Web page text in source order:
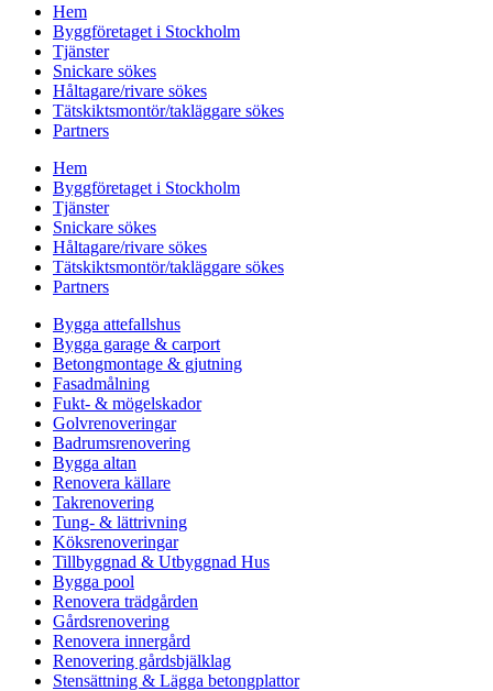
Hem
Byggföretaget i Stockholm
Tjänster
Snickare sökes
Håltagare/rivare sökes
Tätskiktsmontör/takläggare sökes
Partners
Hem
Byggföretaget i Stockholm
Tjänster
Snickare sökes
Håltagare/rivare sökes
Tätskiktsmontör/takläggare sökes
Partners
Bygga attefallshus
Bygga garage & carport
Betongmontage & gjutning
Fasadmålning
Fukt- & mögelskador
Golvrenoveringar
Badrumsrenovering
Bygga altan
Renovera källare
Takrenovering
Tung- & lättrivning
Köksrenoveringar
Tillbyggnad & Utbyggnad Hus
Bygga pool
Renovera trädgården
Gårdsrenovering
Renovera innergård
Renovering gårdsbjälklag
Stensättning & Lägga betongplattor